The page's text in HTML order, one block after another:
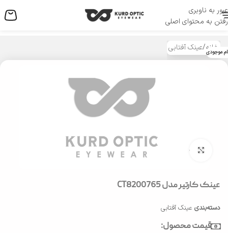
عبور به ناوبری
رفتن به محتوای اصلی
منو
خانه/عینک آفتابی موجودی
بزرگنمایی تصویر
عینک کارتیر مدل CT8200765
دسته‌بندی عینک آفتابی
قیمت محصول: